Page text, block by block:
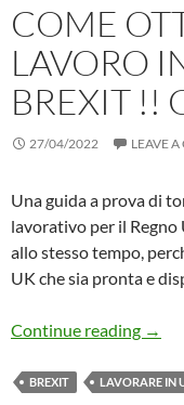
COME
LAVORO
BREXIT !!
27/04/2022 LEAVE
Una guida a prova di
lavorativo per il
allo stesso tempo,
UK che sia pronta e
Continue reading →
BREXIT LAVORARE IN